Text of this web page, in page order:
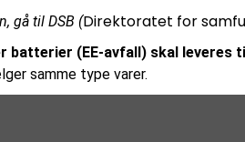
gå til DSB (Direktoratet for
batterier (EE-avfall) skal leveres
samme type varer.